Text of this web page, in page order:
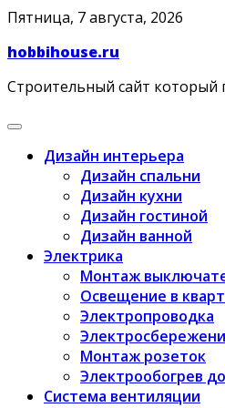
Skip
content
Пятница, 7 августа, 2026
hobbihouse.ru
Строительный сайт
Дизайн интерьера
Дизайн спальни
Дизайн кухни
Дизайн гостиной
Дизайн ванной
Электрика
Монтаж
Освещение в
Электропроводка
Монтаж розеток
Электрообогрев
Система вентиляции